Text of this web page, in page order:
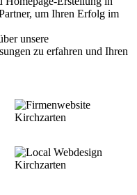
um Ihren Erfolg im
unsere
zu erfahren und Ihren